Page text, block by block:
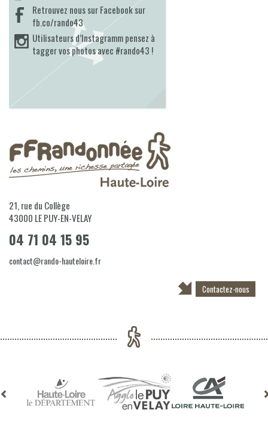
Retrouvez nous sur Facebook sur
fb.co/rando43
Utilisateurs d’Instagramm pensez à
tagger vos photos avec #rando43 !
21, rue du Collège
43000 LE PUY-EN-VELAY
04 71 04 15 95
contact@rando-hauteloire.fr
Contactez-nous